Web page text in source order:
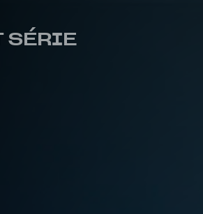
SÉRIE